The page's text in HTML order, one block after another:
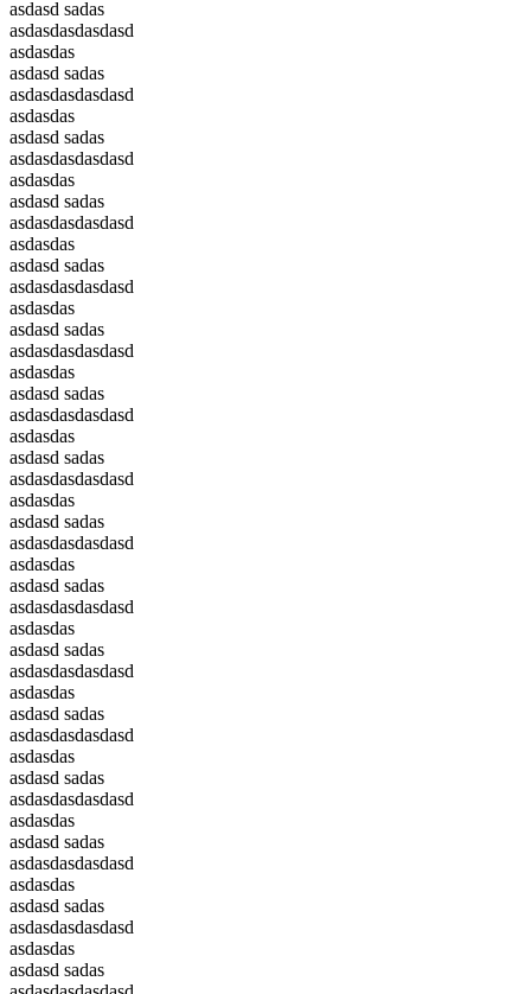
asdasd sadas
asdasdasdasdasd
asdasdas
asdasd sadas
asdasdasdasdasd
asdasdas
asdasd sadas
asdasdasdasdasd
asdasdas
asdasd sadas
asdasdasdasdasd
asdasdas
asdasd sadas
asdasdasdasdasd
asdasdas
asdasd sadas
asdasdasdasdasd
asdasdas
asdasd sadas
asdasdasdasdasd
asdasdas
asdasd sadas
asdasdasdasdasd
asdasdas
asdasd sadas
asdasdasdasdasd
asdasdas
asdasd sadas
asdasdasdasdasd
asdasdas
asdasd sadas
asdasdasdasdasd
asdasdas
asdasd sadas
asdasdasdasdasd
asdasdas
asdasd sadas
asdasdasdasdasd
asdasdas
asdasd sadas
asdasdasdasdasd
asdasdas
asdasd sadas
asdasdasdasdasd
asdasdas
asdasd sadas